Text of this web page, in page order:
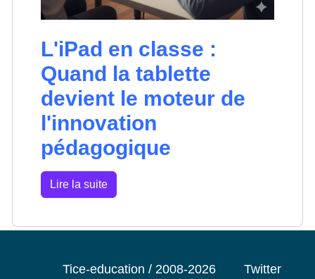
L'iPad en classe :
Quand la tablette
devient le moteur de
l'innovation
pédagogique
Lire la suite
Tice-education / 2008-2026 Twitter